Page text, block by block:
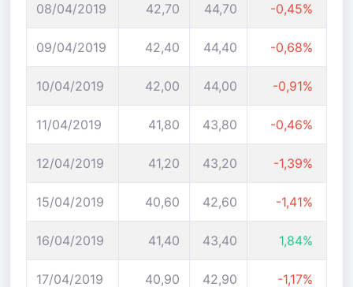
08/04/2019 42,70 44,70 -0,45%
09/04/2019 42,40 44,40 -0,68%
10/04/2019 42,00 44,00 -0,91%
11/04/2019 41,80 43,80 -0,46%
12/04/2019 41,20 43,20 -1,39%
15/04/2019 40,60 42,60 -1,41%
16/04/2019 41,40 43,40 1,84%
17/04/2019 40,90 42,90 -1,17%